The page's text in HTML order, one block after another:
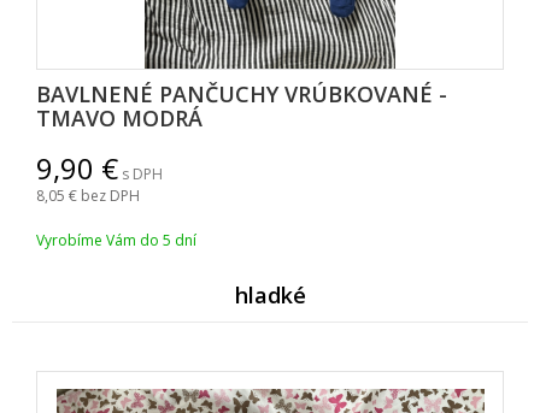
BAVLNENÉ PANČUCHY VRÚBKOVANÉ -
TMAVO MODRÁ
9,90
s DPH
8,05 bez DPH
Vyrobíme Vám do 5 dní
hladké